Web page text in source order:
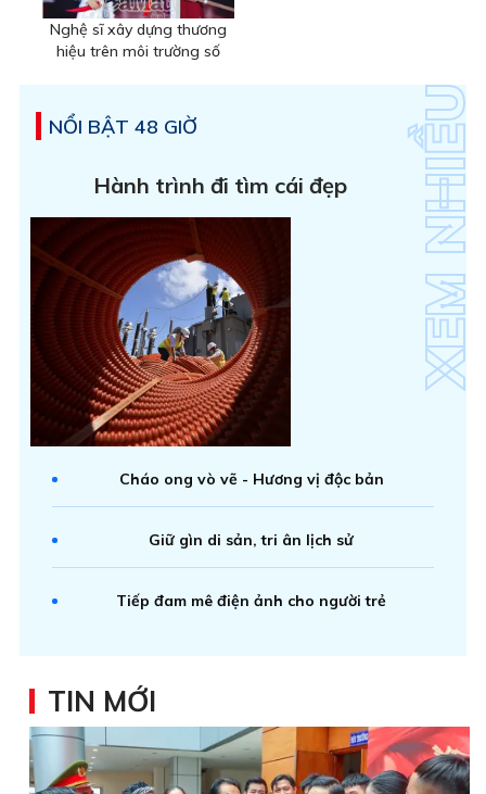
Nghệ sĩ xây dựng thương
hiệu trên môi trường số
NỔI BẬT 48 GIỜ
Hành trình đi tìm cái đẹp
Cháo ong vò vẽ - Hương vị độc bản
Giữ gìn di sản, tri ân lịch sử
Tiếp đam mê điện ảnh cho người trẻ
TIN MỚI